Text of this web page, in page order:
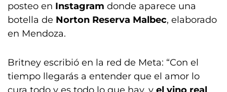
posteo en Instagram donde aparece una
botella de Norton Reserva Malbec, elaborado
en Mendoza.
Britney escribió en la red de Meta: “Con el
tiempo llegarás a entender que el amor lo